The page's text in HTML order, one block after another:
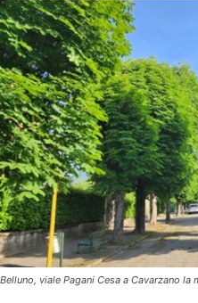
Belluno, viale Pagani Cesa a Cavarzano